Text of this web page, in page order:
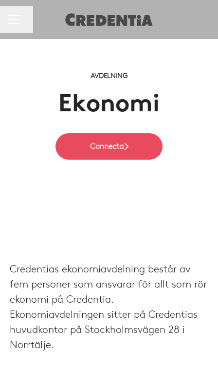
AVDELNING
Ekonomi
Connecta
Credentias ekonomiavdelning består av
fem personer som ansvarar för allt som rör
ekonomi på Credentia.
Ekonomiavdelningen sitter på Credentias
huvudkontor på Stockholmsvägen 28 i
Norrtälje.